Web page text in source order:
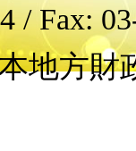
/ Fax:
地方財